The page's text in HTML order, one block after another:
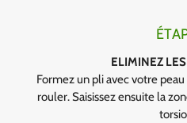
ELIMINEZ
Formez un pli avec votre
rouler. Saisissez ensuite la